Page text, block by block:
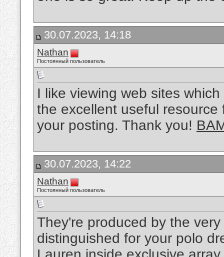
30.07.2023, 14:18
Nathan
Постоянный пользователь
I like viewing web sites
the excellent useful
your posting. Thank you!
30.07.2023, 14:22
Nathan
Постоянный пользователь
They're produced by the
distinguished for your polo